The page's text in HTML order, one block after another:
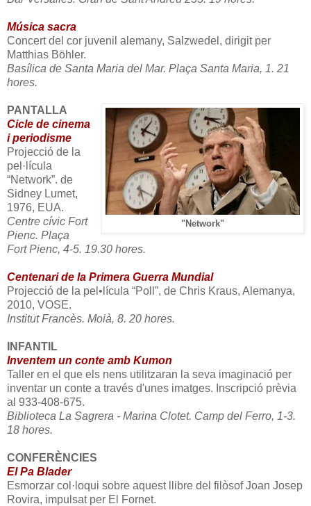
Música sacra
Concert del cor juvenil alemany, Salzwedel, dirigit per
Matthias Böhler.
Basílica de Santa Maria del Mar. Plaça Santa Maria, 1. 21
hores.
PANTALLA
"Network"
Cicle de cinema
i periodisme
Projecció de la
pel·lícula
“Network”. de
Sidney Lumet,
1976, EUA.
Centre cívic Fort
Pienc. Plaça
Fort Pienc, 4-5. 19.30 hores.
Centenari de la Primera Guerra Mundial
Projecció de la pel•lícula “Poll”, de Chris Kraus, Alemanya,
2010, VOSE.
Institut Francès. Moià, 8. 20 hores.
INFANTIL
Inventem un conte amb Kumon
Taller en el que els nens utilitzaran la seva imaginació per
inventar un conte a través d'unes imatges. Inscripció prèvia
al 933-408-675.
Biblioteca La Sagrera - Marina Clotet. Camp del Ferro, 1-3.
18 hores.
CONFERÈNCIES
El Pa Blader
Esmorzar col·loqui sobre aquest llibre del filòsof Joan Josep
Rovira, impulsat per El Fornet.